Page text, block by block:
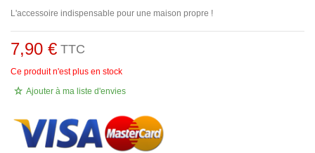
L'accessoire indispensable pour une maison propre !
7,90 € TTC
Ce produit n'est plus en stock
Ajouter à ma liste d'envies